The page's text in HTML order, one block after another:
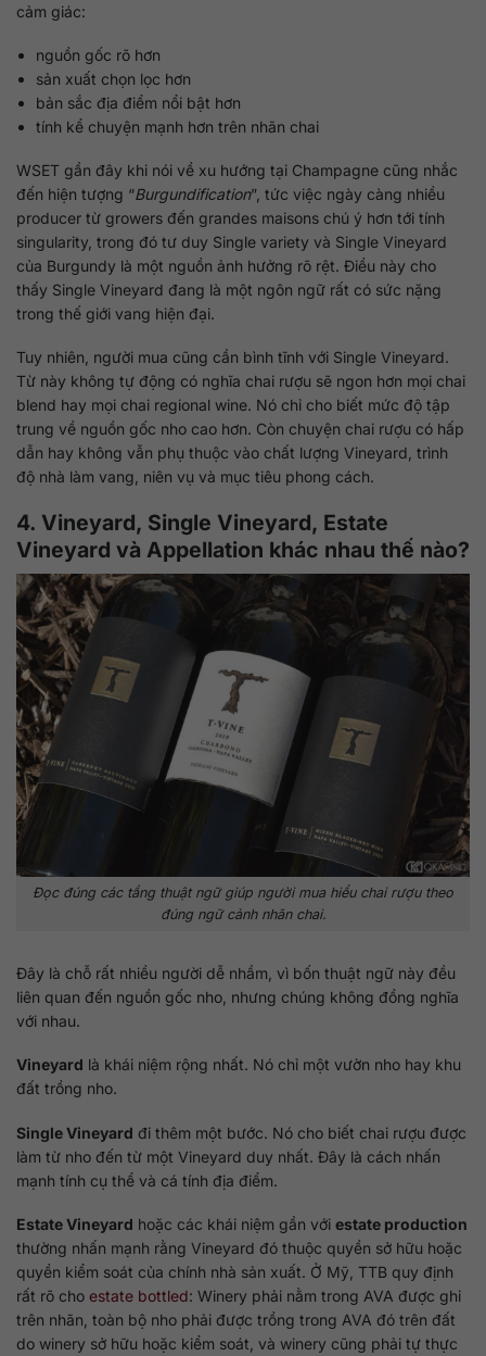
cảm giác:
nguồn gốc rõ hơn
sản xuất chọn lọc hơn
bản sắc địa điểm nổi bật hơn
tính kể chuyện mạnh hơn trên nhãn chai
WSET gần đây khi nói về xu hướng tại Champagne cũng nhắc
đến hiện tượng “Burgundification”, tức việc ngày càng nhiều
producer từ growers đến grandes maisons chú ý hơn tới tính
singularity, trong đó tư duy Single variety và Single Vineyard
của Burgundy là một nguồn ảnh hưởng rõ rệt. Điều này cho
thấy Single Vineyard đang là một ngôn ngữ rất có sức nặng
trong thế giới vang hiện đại.
Tuy nhiên, người mua cũng cần bình tĩnh với Single Vineyard.
Từ này không tự động có nghĩa chai rượu sẽ ngon hơn mọi chai
blend hay mọi chai regional wine. Nó chỉ cho biết mức độ tập
trung về nguồn gốc nho cao hơn. Còn chuyện chai rượu có hấp
dẫn hay không vẫn phụ thuộc vào chất lượng Vineyard, trình
độ nhà làm vang, niên vụ và mục tiêu phong cách.
4. Vineyard, Single Vineyard, Estate
Vineyard và Appellation khác nhau thế nào?
Đọc đúng các tầng thuật ngữ giúp người mua hiểu chai rượu theo
đúng ngữ cảnh nhãn chai.
Đây là chỗ rất nhiều người dễ nhầm, vì bốn thuật ngữ này đều
liên quan đến nguồn gốc nho, nhưng chúng không đồng nghĩa
với nhau.
Vineyard là khái niệm rộng nhất. Nó chỉ một vườn nho hay khu
đất trồng nho.
Single Vineyard đi thêm một bước. Nó cho biết chai rượu được
làm từ nho đến từ một Vineyard duy nhất. Đây là cách nhấn
mạnh tính cụ thể và cá tính địa điểm.
Estate Vineyard hoặc các khái niệm gần với estate production
thường nhấn mạnh rằng Vineyard đó thuộc quyền sở hữu hoặc
quyền kiểm soát của chính nhà sản xuất. Ở Mỹ, TTB quy định
rất rõ cho estate bottled: Winery phải nằm trong AVA được ghi
trên nhãn, toàn bộ nho phải được trồng trong AVA đó trên đất
do winery sở hữu hoặc kiểm soát, và winery cũng phải tự thực